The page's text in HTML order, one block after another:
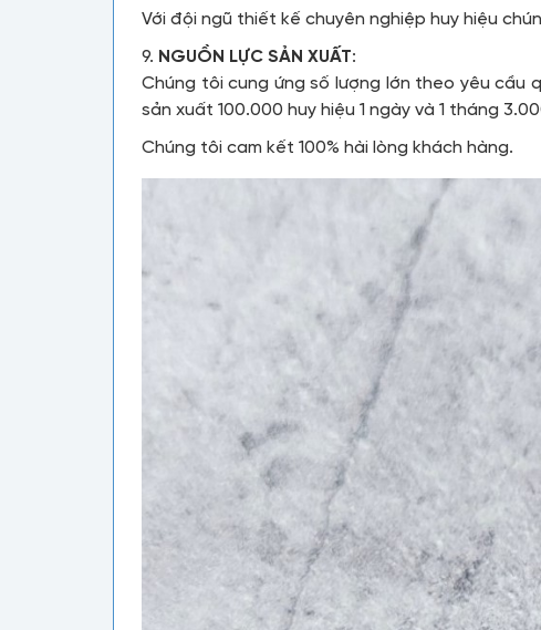
Với đội ngũ thiết kế chuyên nghiệp huy hiệu
9. NGUỒN LỰC SẢN XUẤT:
Chúng tôi cung ứng số lượng lớn theo yêu cầu
sản xuất 100.000 huy hiệu 1 ngày và 1 tháng
Chúng tôi cam kết 100% hài lòng khách hàng.